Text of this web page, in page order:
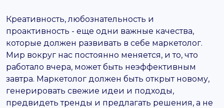
Креативность, любознательность и
проактивность - еще одни важные качества,
которые должен развивать в себе маркетолог.
Мир вокруг нас постоянно меняется, и то, что
работало вчера, может быть неэффективным
завтра. Маркетолог должен быть открыт новому,
генерировать свежие идеи и подходы,
предвидеть тренды и предлагать решения, а не